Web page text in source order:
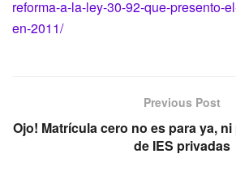
reforma-a-la-ley-30-92-que-presento-
en-2011/
Previous Post
Ojo! Matrícula cero no es para ya,
de IES privadas